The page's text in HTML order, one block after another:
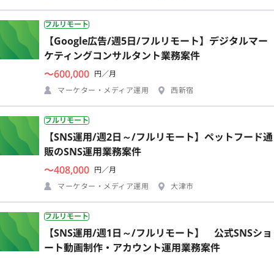
フルリモート
【Google広告/週5日/フルリモート】デジタルマー
ケティングコンサルタント業務案件
〜600,000 円／月
マーケター・メディア運用
西新宿
フルリモート
【SNS運用/週2日～/フルリモート】ペットフード通
販のSNS運用業務案件
〜408,000 円／月
マーケター・メディア運用
大津市
フルリモート
【SNS運用/週1日～/フルリモート】 公式SNSショ
ート動画制作・アカウント運用業務案件